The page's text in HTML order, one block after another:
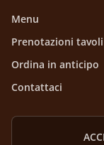
Menu
Prenotazioni tavoli
Ordina in anticipo
Contattaci